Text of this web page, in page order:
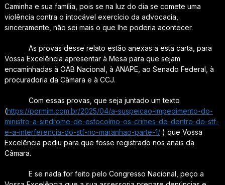
Caminha e sua família, pois se na luz do dia se comete uma
violência contra o intocável exercício da advocacia,
sinceramente, não sei mais o que lhe poderia acontecer.
As provas desse relato estão anexas a esta carta, para
Vossa Excelência apresentar à Mesa para que sejam
encaminhadas à OAB Nacional, à ANAPE, ao Senado Federal, à
procuradoria da Câmara e à CCJ.
Com essas provas, que seja juntado um texto
(https://pormim.com.br/2025/04/a-suspeicao-impedimento-do-
ministro-a-sindrome-de-estocolmo-os-crimes-de-dentro-do-stf-
e-a-interferencia-do-stf-no-maranhao-parte-1/) que Vossa
Excelência pediu para que fosse registrado nos anais da
Câmara.
E se nada for feito pelo Congresso Nacional, peço a